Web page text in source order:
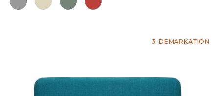
3. DEMARKATION